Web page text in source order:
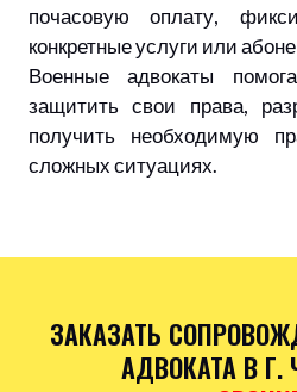
почасовую оплату,
конкретные услуги или
Военные адвокаты
защитить свои права,
получить необходимую
сложных ситуациях.
ЗАКАЗАТЬ
АДВОКАТА В